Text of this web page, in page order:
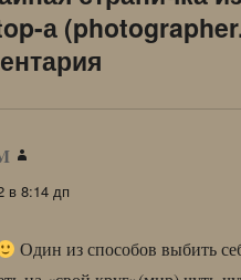
а
в 8:14 дп
Один из способов выбить